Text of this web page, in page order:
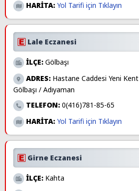
HARİTA: Yol Tarifi için Tıklayın
Lale Eczanesi
İLÇE: Gölbaşı
ADRES: Hastane Caddesi Yeni
Gölbaşı / Adıyaman
TELEFON: 0(416)781-85-65
HARİTA: Yol Tarifi için Tıklayın
Girne Eczanesi
İLÇE: Kahta